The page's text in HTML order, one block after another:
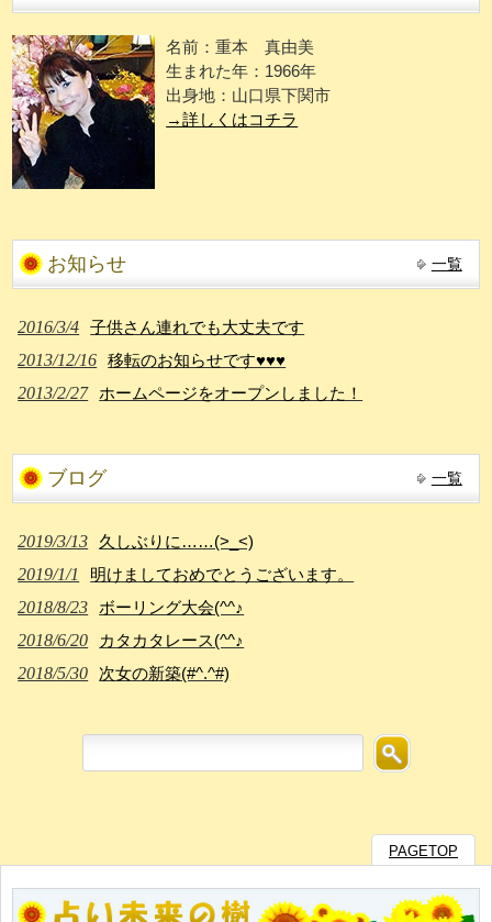
名前：重本 真由美
生まれた年：1966年
出身地：山口県下関市
→詳しくはコチラ
お知らせ 一覧
2016/3/4 子供さん連れでも大丈夫です
2013/12/16 移転のお知らせです♥♥♥
2013/2/27 ホームページをオープンしました！
ブログ 一覧
2019/3/13 久しぶりに……(>_<)
2019/1/1 明けましておめでとうございます。
2018/8/23 ボーリング大会(^^♪
2018/6/20 カタカタレース(^^♪
2018/5/30 次女の新築(#^.^#)
PAGETOP